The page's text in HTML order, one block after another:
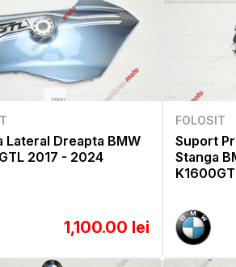
Lateral Dreapta BMW
2017 - 2024
1,100.00 lei
FOLOSIT
Suport
Stanga
K1600GT